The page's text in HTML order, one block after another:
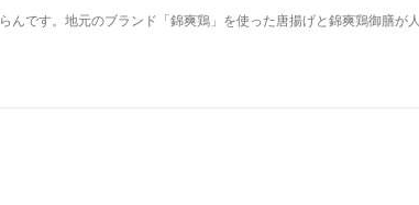
んです。地元のブランド「錦爽鶏」を使った唐揚げと錦爽鶏御膳が人